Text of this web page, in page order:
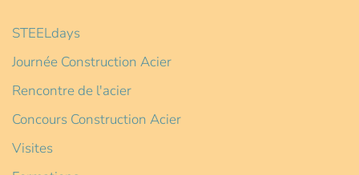
STEELdays
Journée Construction Acier
Rencontre de l'acier
Concours Construction Acier
Visites